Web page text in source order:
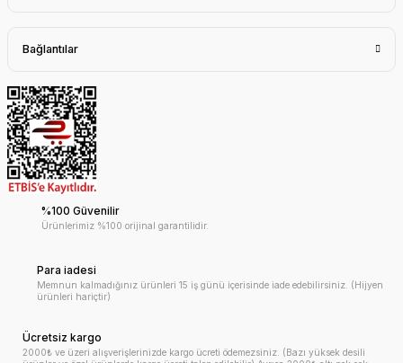
Bağlantılar
%100 Güvenilir
Ürünlerimiz %100 orijinal garantilidir.
Para iadesi
Memnun kalmadığınız ürünleri 15 iş günü içerisinde iade edebilirsiniz. (Hijyen
ürünleri hariçtir)
Ücretsiz kargo
2000₺ ve üzeri alışverişlerinizde kargo ücreti ödemezsiniz. (Bazı yüksek desili